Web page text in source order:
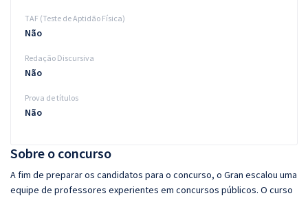
Sobre o concurso
A fim de preparar os candidatos para o concurso, o Gran escalou uma
equipe de professores experientes em concursos públicos. O curso
TAF (Teste de Aptidão Física)
Não
Redação Discursiva
Não
Prova de títulos
Não